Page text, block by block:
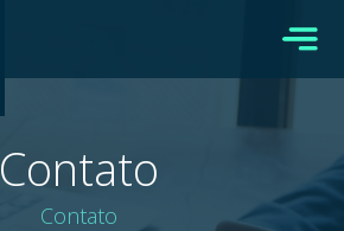
Contato
Contato